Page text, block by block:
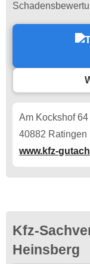
Am Kockshof 64
40882 Ratingen
www.kfz-
Kfz-
Heinsberg